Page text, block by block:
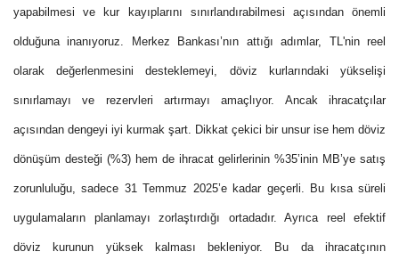
yapabilmesi ve kur kayıplarını sınırlandırabilmesi açısından önemli
olduğuna inanıyoruz. Merkez Bankası’nın attığı adımlar, TL'nin reel
olarak değerlenmesini desteklemeyi, döviz kurlarındaki yükselişi
sınırlamayı ve rezervleri artırmayı amaçlıyor. Ancak ihracatçılar
açısından dengeyi iyi kurmak şart. Dikkat çekici bir unsur ise hem döviz
dönüşüm desteği (%3) hem de ihracat gelirlerinin %35’inin MB’ye satış
zorunluluğu, sadece 31 Temmuz 2025’e kadar geçerli. Bu kısa süreli
uygulamaların planlamayı zorlaştırdığı ortadadır. Ayrıca reel efektif
döviz kurunun yüksek kalması bekleniyor. Bu da ihracatçının